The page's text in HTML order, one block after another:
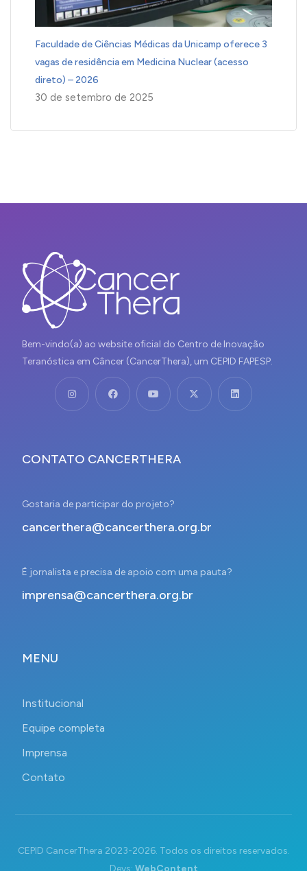
Faculdade de Ciências Médicas da Unicamp oferece 3
vagas de residência em Medicina Nuclear (acesso
direto) – 2026
30 de setembro de 2025
Bem-vindo(a) ao website oficial do Centro de Inovação
Teranóstica em Câncer (CancerThera), um CEPID FAPESP.
CONTATO CANCERTHERA
Gostaria de participar do projeto?
cancerthera@cancerthera.org.br
É jornalista e precisa de apoio com uma pauta?
imprensa@cancerthera.org.br
MENU
Institucional
Equipe completa
Imprensa
Contato
CEPID CancerThera 2023-2026. Todos os direitos reservados.
Devs: WebContent